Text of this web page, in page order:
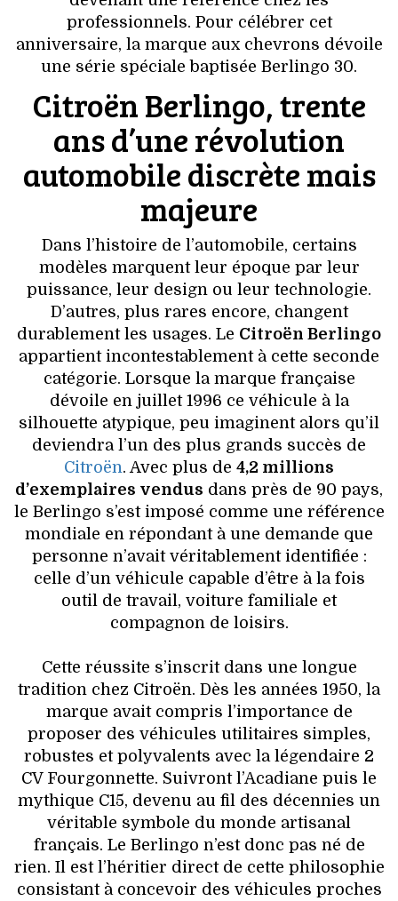
professionnels. Pour célébrer cet
anniversaire, la marque aux chevrons dévoile
une série spéciale baptisée Berlingo 30.
Citroën Berlingo, trente
ans d’une révolution
automobile discrète mais
majeure
Dans l’histoire de l’automobile, certains
modèles marquent leur époque par leur
puissance, leur design ou leur technologie.
D’autres, plus rares encore, changent
durablement les usages. Le Citroën Berlingo
appartient incontestablement à cette seconde
catégorie. Lorsque la marque française
dévoile en juillet 1996 ce véhicule à la
silhouette atypique, peu imaginent alors qu’il
deviendra l’un des plus grands succès de
Citroën. Avec plus de 4,2 millions
d’exemplaires vendus dans près de 90 pays,
le Berlingo s’est imposé comme une référence
mondiale en répondant à une demande que
personne n’avait véritablement identifiée :
celle d’un véhicule capable d’être à la fois
outil de travail, voiture familiale et
compagnon de loisirs.
Cette réussite s’inscrit dans une longue
tradition chez Citroën. Dès les années 1950, la
marque avait compris l’importance de
proposer des véhicules utilitaires simples,
robustes et polyvalents avec la légendaire 2
CV Fourgonnette. Suivront l’Acadiane puis le
mythique C15, devenu au fil des décennies un
véritable symbole du monde artisanal
français. Le Berlingo n’est donc pas né de
rien. Il est l’héritier direct de cette philosophie
consistant à concevoir des véhicules proches